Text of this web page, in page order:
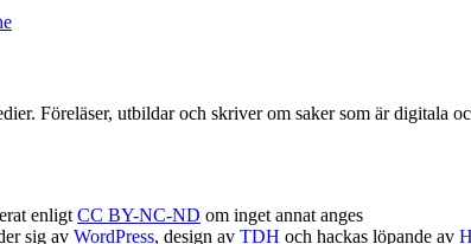
Föreläser, utbildar och skriver om saker som är digitala
enligt CC BY-NC-ND om inget annat anges
sig av WordPress, design av TDH och hackas löpande av